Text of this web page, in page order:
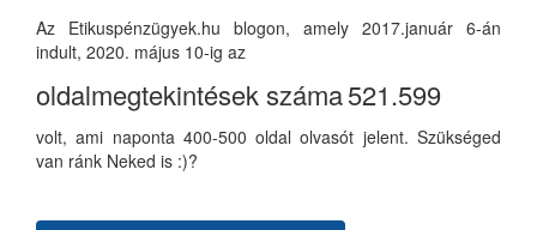
Az Etikuspénzügyek.hu blogon, amely 2017.január 6-án
indult, 2020. május 10-ig az
oldalmegtekintések száma521.599
volt, ami naponta 400-500 oldal olvasót jelent. Szükséged
van ránk Neked is :)?